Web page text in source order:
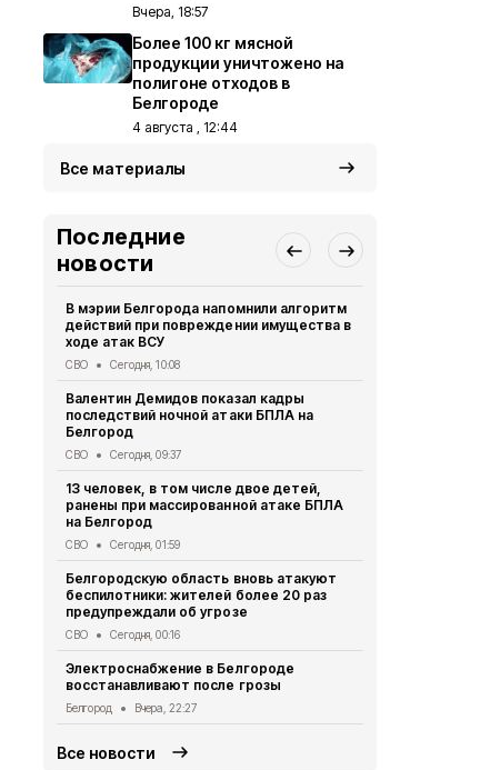
Вчера, 18:57
Более 100 кг мясной
продукции уничтожено на
полигоне отходов в
Белгороде
4 августа , 12:44
Все материалы
Последние
новости
В мэрии Белгорода напомнили алгоритм
действий при повреждении имущества в
ходе атак ВСУ
СВО Сегодня, 10:08
Валентин Демидов показал кадры
последствий ночной атаки БПЛА на
Белгород
СВО Сегодня, 09:37
13 человек, в том числе двое детей,
ранены при массированной атаке БПЛА
на Белгород
СВО Сегодня, 01:59
Белгородскую область вновь атакуют
беспилотники: жителей более 20 раз
предупреждали об угрозе
СВО Сегодня, 00:16
Электроснабжение в Белгороде
восстанавливают после грозы
Белгород Вчера, 22:27
Все новости